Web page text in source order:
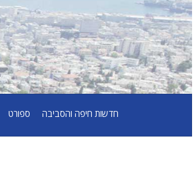
חדשות חיפה והסביבה ספורט